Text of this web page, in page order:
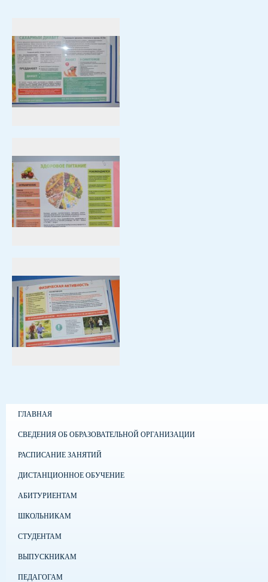
ГЛАВНАЯ
СВЕДЕНИЯ ОБ ОБРАЗОВАТЕЛЬНОЙ ОРГАНИЗАЦИИ
РАСПИСАНИЕ ЗАНЯТИЙ
ДИСТАНЦИОННОЕ ОБУЧЕНИЕ
АБИТУРИЕНТАМ
ШКОЛЬНИКАМ
СТУДЕНТАМ
ВЫПУСКНИКАМ
ПЕДАГОГАМ